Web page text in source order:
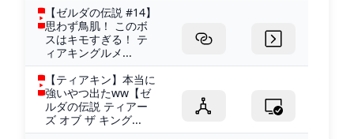
【ゼルダの伝説 #14】
思わず鳥肌！ このボ
スはキモすぎる！ テ
ィアキングルメ...
【ティアキン】本当に
強いやつ出たww【ゼ
ルダの伝説 ティアー
ズ オブ ザ キング...